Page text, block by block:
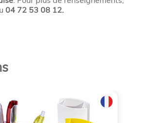
04 72 53 08 12.